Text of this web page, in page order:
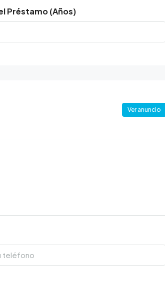
Préstamo (Años)
Ver anuncio